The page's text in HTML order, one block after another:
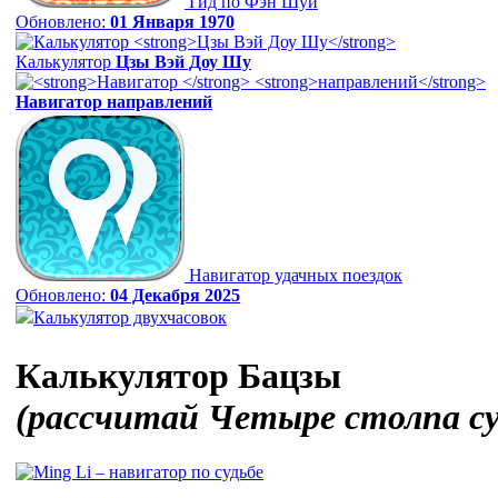
Обновлено: 01 Января 1970
Калькулятор Цзы Вэй Доу Шу
Навигатор направлений
Навигатор удачных поездок
Обновлено: 04 Декабря 2025
Калькулятор двухчасовок
Калькулятор Бацзы
(рассчитай Четыре столпа